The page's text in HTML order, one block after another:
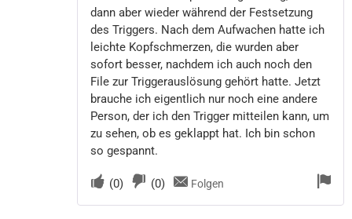
dann aber wieder während der Festsetzung
des Triggers. Nach dem Aufwachen hatte ich
leichte Kopfschmerzen, die wurden aber
sofort besser, nachdem ich auch noch den
File zur Triggerauslösung gehört hatte. Jetzt
brauche ich eigentlich nur noch eine andere
Person, der ich den Trigger mitteilen kann, um
zu sehen, ob es geklappt hat. Ich bin schon
so gespannt.
(0) (0) Folgen